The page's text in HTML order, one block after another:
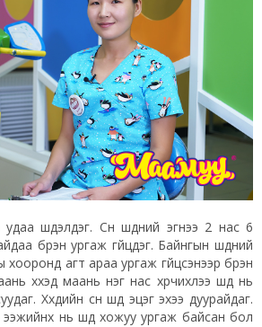
шүдэлдэг. Сүүн шүдний эгнээ 2 нас 6
бүрэн ургаж гүйцдэг. Байнгын шүдний
агт араа ургаж гүйцсэнээр бүрэн
хүүхэд маань нэг нас хүрчихлээ шүд нь
Хүүхдийн сүүн шүд эцэг эхээ дуурайдаг.
нь шүд хожуу ургаж байсан бол